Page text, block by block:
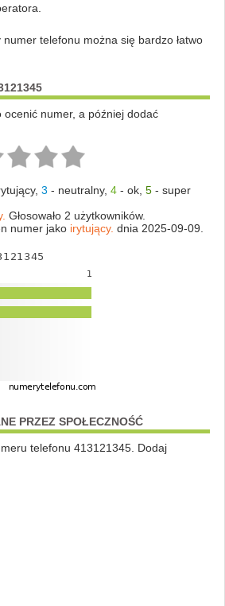
telefonu można się bardzo łatwo
ocenić numer, a później dodać
, 3 - neutralny, 4- ok, 5- super
Głosowało 2 użytkowników.
numer jako irytujący. dnia 2025-09-09.
PRZEZ SPOŁECZNOŚĆ
telefonu 413121345. Dodaj